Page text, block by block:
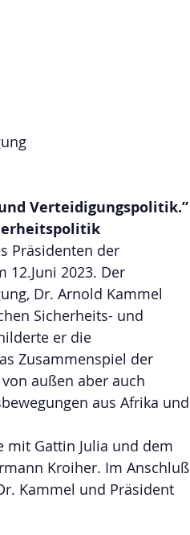
Verteidigungspolitik.”
Präsidenten der
12.Juni 2023. Der
Dr. Arnold Kammel
Sicherheits- und
er die
Zusammenspiel der
außen aber auch
aus Afrika und
mit Gattin Julia und dem
Kroiher. Im Anschluß
Kammel und Präsident